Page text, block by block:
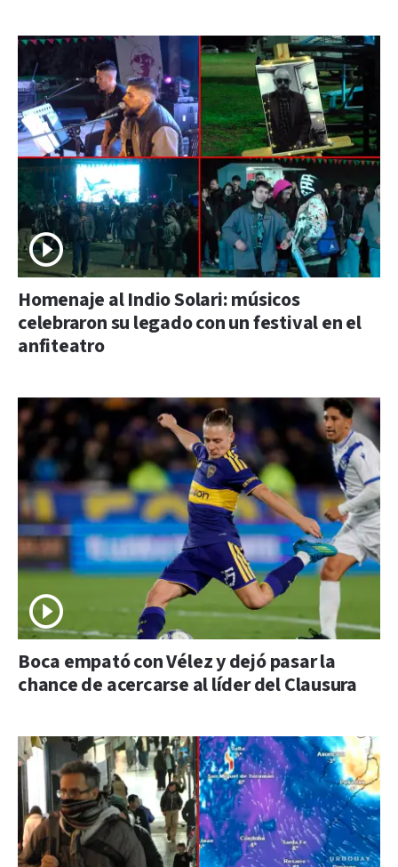
Homenaje al Indio Solari: músicos
celebraron su legado con un festival en el
anfiteatro
Boca empató con Vélez y dejó pasar la
chance de acercarse al líder del Clausura